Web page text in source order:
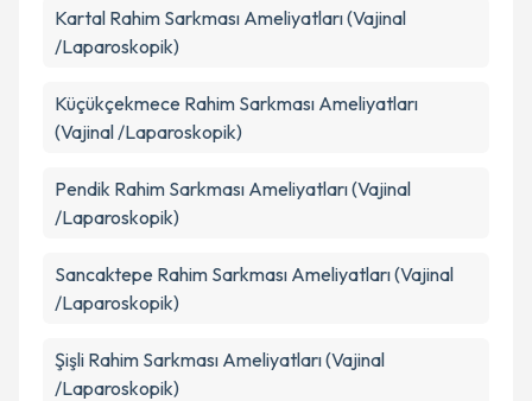
Kartal Rahim Sarkması Ameliyatları (Vajinal
/Laparoskopik)
Küçükçekmece Rahim Sarkması Ameliyatları
(Vajinal /Laparoskopik)
Pendik Rahim Sarkması Ameliyatları (Vajinal
/Laparoskopik)
Sancaktepe Rahim Sarkması Ameliyatları (Vajinal
/Laparoskopik)
Şişli Rahim Sarkması Ameliyatları (Vajinal
/Laparoskopik)